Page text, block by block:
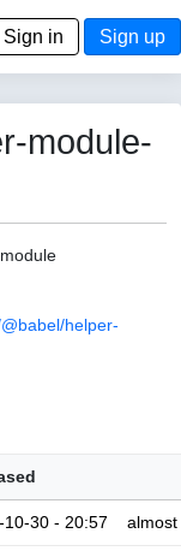
Sign in Sign up
module-
helper-
10-30 - 20:57